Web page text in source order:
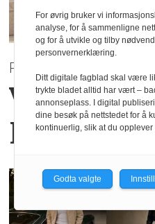
PRE AUTUMN 2026
Varme
Haust
For øvrig bruker vi
analyse, for å sammenligne
og for å utvikle og tilby
personvernerklæring.
Ditt digitale fagblad skal være
trykte bladet alltid har vært –
annonseplass. I digital
dine besøk på nettstedet for å
kontinuerlig, slik at du
Godta valgte